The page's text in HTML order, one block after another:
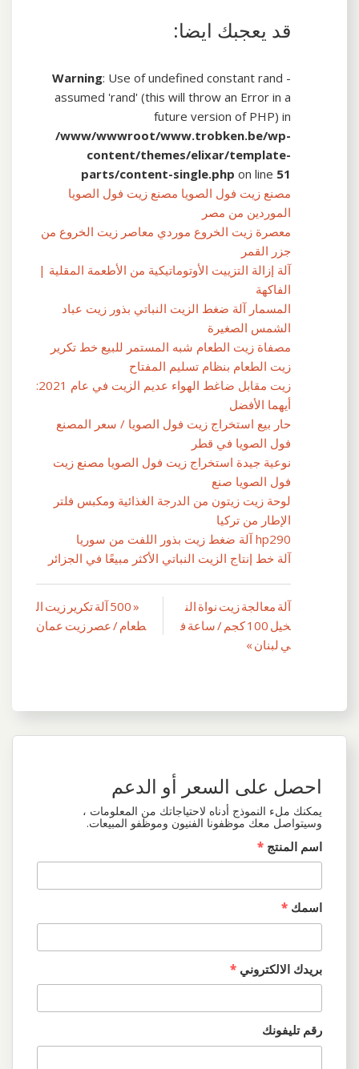
قد يعجبك ايضا:
Warning: Use of undefined constant rand -
assumed 'rand' (this will throw an Error in a
future version of PHP) in
/www/wwwroot/www.trobken.be/wp-
content/themes/elixar/template-
parts/content-single.php on line 51
مصنع زيت فول الصويا مصنع زيت فول الصويا
الموردين من مصر
معصرة زيت الخروع موردي معاصر زيت الخروع من
جزر القمر
آلة إزالة التزييت الأوتوماتيكية من الأطعمة المقلية |
الفاكهة
المسمار آلة ضغط الزيت النباتي بذور زيت عباد
الشمس الصغيرة
مصفاة زيت الطعام شبه المستمر للبيع خط تكرير
زيت الطعام بنظام تسليم المفتاح
زيت مقابل ضاغط الهواء عديم الزيت في عام 2021:
أيهما الأفضل
حار بيع استخراج زيت فول الصويا / سعر المصنع
فول الصويا في قطر
نوعية جيدة استخراج زيت فول الصويا مصنع زيت
فول الصويا صنع
لوحة زيت زيتون من الدرجة الغذائية ومكبس فلتر
الإطار من تركيا
hp290 آلة ضغط زيت بذور اللفت من سوريا
آلة خط إنتاج الزيت النباتي الأكثر مبيعًا في الجزائر
تصفّح
المقالات
« 500 آلة تكرير زيت ال
طعام / عصر زيت عمان
آلة معالجة زيت نواة الن
خيل 100 كجم / ساعة ف
ي لبنان »
احصل على السعر أو الدعم
يمكنك ملء النموذج أدناه لاحتياجاتك من المعلومات ،
وسيتواصل معك موظفونا الفنيون وموظفو المبيعات.
اسم المنتج *
اسمك *
بريدك الالكتروني *
رقم تليفونك